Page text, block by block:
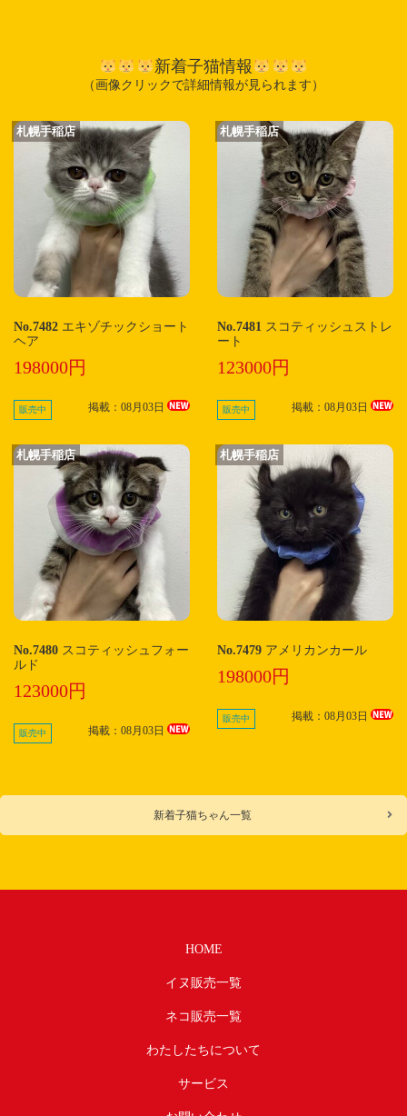
新着子猫情報
（画像クリックで詳細情報が見られます）
札幌手稲店
No.7482 エキゾチックショート
ヘア
198000円
販売中 掲載：08月03日
札幌手稲店
No.7481 スコティッシュストレ
ート
123000円
販売中 掲載：08月03日
札幌手稲店
No.7480 スコティッシュフォー
ルド
123000円
販売中 掲載：08月03日
札幌手稲店
No.7479 アメリカンカール
198000円
販売中 掲載：08月03日
新着子猫ちゃん一覧
HOME
イヌ販売一覧
ネコ販売一覧
わたしたちについて
サービス